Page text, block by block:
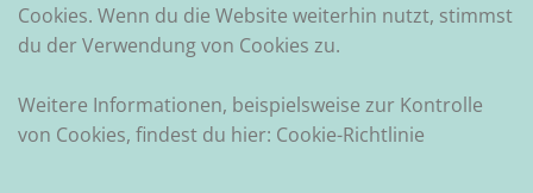
Cookies. Wenn du die Website weiterhin nutzt, stimmst
du der Verwendung von Cookies zu.
Weitere Informationen, beispielsweise zur Kontrolle
von Cookies, findest du hier: Cookie-Richtlinie